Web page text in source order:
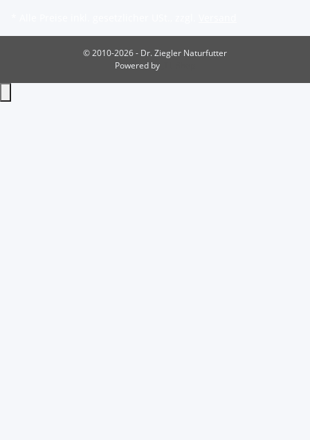
© 2010-2026 - Dr. Ziegler Naturfutter
Powered by